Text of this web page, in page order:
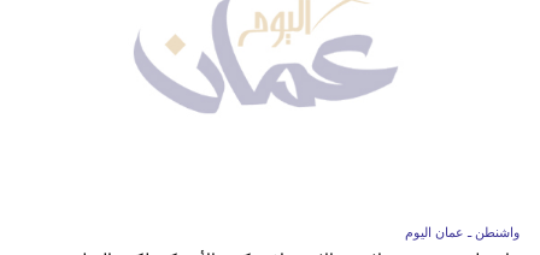
واشنطن ـ عمان اليوم